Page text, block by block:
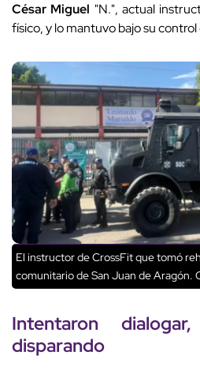
César Miguel "N.", actual
físico, y lo mantuvo bajo su control
El instructor de CrossFit que tomó
comunitario de San Juan de Aragón.
Intentaron
disparando